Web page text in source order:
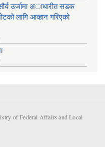
उर्जामा अाधारीत सडक
लागि आव्हान गरिएको
of Federal Affairs and Local